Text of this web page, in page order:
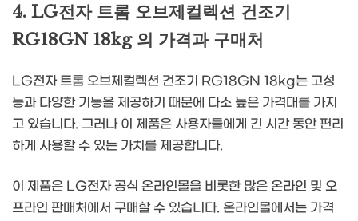
4. LG전자 트롬 오브제컬렉션 건조기
RG18GN 18kg 의 가격과 구매처
LG전자 트롬 오브제컬렉션 건조기 RG18GN 18kg는 고성
능과 다양한 기능을 제공하기 때문에 다소 높은 가격대를 가지
고 있습니다. 그러나 이 제품은 사용자들에게 긴 시간 동안 편리
하게 사용할 수 있는 가치를 제공합니다.
이 제품은 LG전자 공식 온라인몰을 비롯한 많은 온라인 및 오
프라인 판매처에서 구매할 수 있습니다. 온라인몰에서는 가격